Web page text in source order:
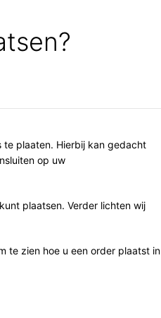
plaaten. Hierbij kan gedacht
op uw
plaatsen. Verder lichten wij
te zien hoe u een order plaatst in